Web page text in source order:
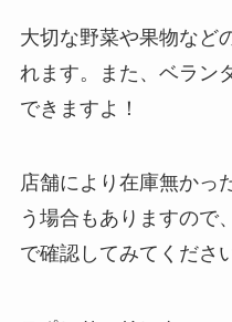
大切な野菜や果物など
れます。また、ベラン
できますよ！
店舗により在庫無かっ
う場合もありますので
で確認してみてくださ